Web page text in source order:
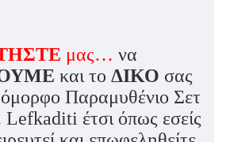
μας… να
και το ΔΙΚΟ σας
Παραμυθένιο Σετ
έτσι όπως εσείς